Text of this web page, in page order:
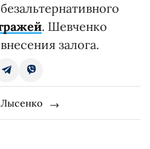
. Шевченко
залога.